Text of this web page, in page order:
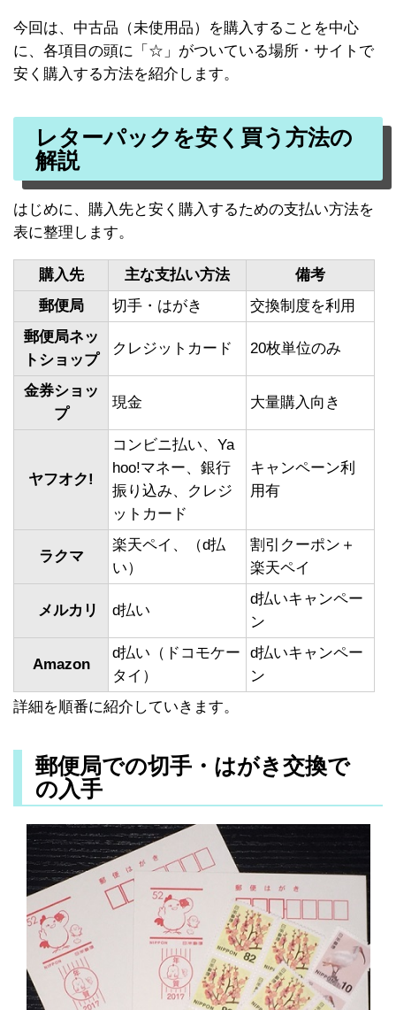
今回は、中古品（未使用品）を購入することを中心
に、各項目の頭に「☆」がついている場所・サイトで
安く購入する方法を紹介します。
レターパックを安く買う方法の
解説
はじめに、購入先と安く購入するための支払い方法を
表に整理します。
購入先 主な支払い方法
備考
郵便局
切手・はがき
交換制度を利用
郵便局ネッ
トショップ
クレジットカード 20枚単位のみ
金券ショッ
プ
現金 大量購入向き
ヤフオク!
コンビニ払い、Ya
hoo!マネー、銀行
振り込み、クレジ
ットカード
キャンペーン利
用有
ラクマ
楽天ペイ、（d払
い）
割引クーポン＋
楽天ペイ
メルカリ d払い
d払いキャンペー
ン
Amazon
d払い（ドコモケー
タイ）
d払いキャンペー
ン
詳細を順番に紹介していきます。
郵便局での切手・はがき交換で
の入手